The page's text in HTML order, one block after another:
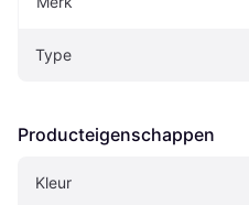
Type
Producteigenschappen
Kleur